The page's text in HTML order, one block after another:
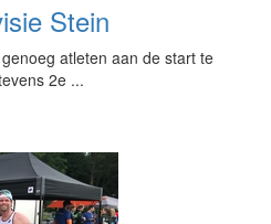
Stein
atleten aan de start te
2e ...